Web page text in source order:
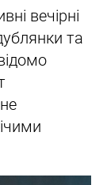
вечірні
та